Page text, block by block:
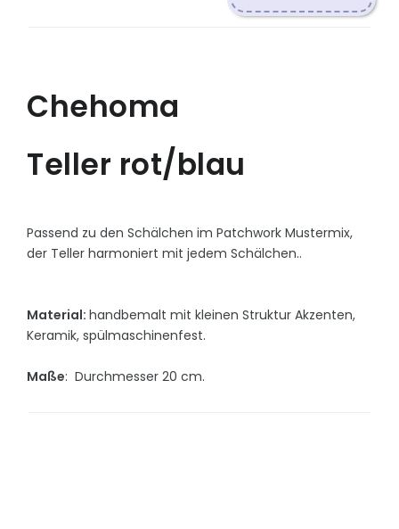
Chehoma
Teller rot/blau
Passend zu den Schälchen im Patchwork Mustermix,
der Teller harmoniert mit jedem Schälchen..
Material: handbemalt mit kleinen Struktur Akzenten,
Keramik, spülmaschinenfest.
Maße: Durchmesser 20 cm.